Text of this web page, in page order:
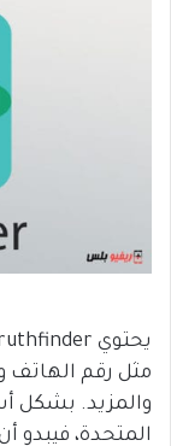
مثل رقم الهاتف
والمزيد. بشكل